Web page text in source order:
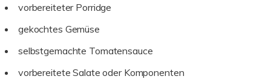
vorbereiteter Porridge
gekochtes Gemüse
selbstgemachte Tomatensauce
vorbereitete Salate oder Komponenten